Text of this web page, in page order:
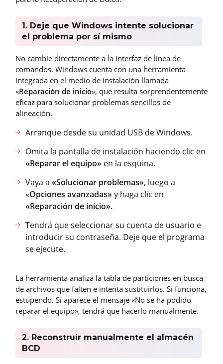
1. Deje que Windows intente solucionar
el problema por sí mismo
No cambie directamente a la interfaz de línea de
comandos. Windows cuenta con una herramienta
integrada en el medio de instalación llamada
«Reparación de inicio», que resulta sorprendentemente
eficaz para solucionar problemas sencillos de
alineación.
Arranque desde su unidad USB de Windows.
Omita la pantalla de instalación haciendo clic en
«Reparar el equipo» en la esquina.
Vaya a «Solucionar problemas», luego a
«Opciones avanzadas»y haga clic en
«Reparación de inicio».
Tendrá que seleccionar su cuenta de usuario e
introducir su contraseña. Deje que el programa
se ejecute.
La herramienta analiza la tabla de particiones en busca
de archivos que falten e intenta sustituirlos. Si funciona,
estupendo. Si aparece el mensaje «No se ha podido
reparar el equipo», tendrá que hacerlo manualmente.
2. Reconstruir manualmente el almacén
BCD